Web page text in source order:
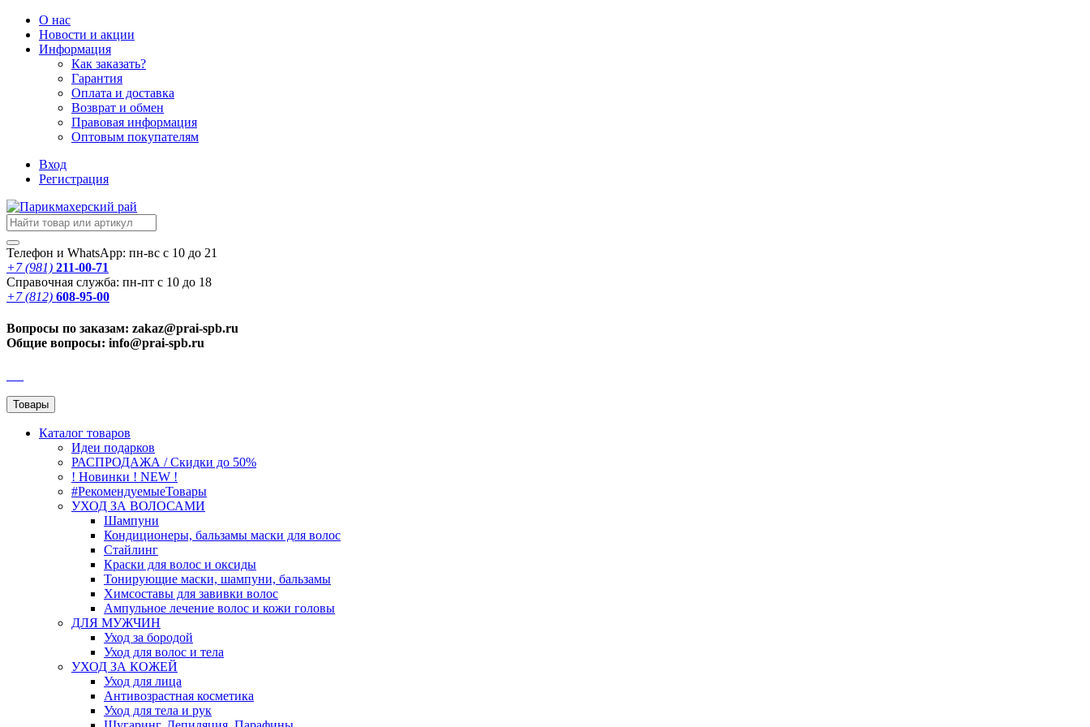
О нас
Новости и акции
Информация
Как заказать?
Гарантия
Оплата и доставка
Возврат и обмен
Правовая информация
Оптовым покупателям
Вход
Регистрация
Телефон и WhatsApp: пн-вс с 10 до 21
+7 (981) 211-00-71
Справочная служба: пн-пт с 10 до 18
+7 (812) 608-95-00
Вопросы по заказам: zakaz@prai-spb.ru
Общие вопросы: info@prai-spb.ru
Товары
Каталог товаров
Идеи подарков
РАСПРОДАЖА / Скидки до 50%
! Новинки ! NEW !
#РекомендуемыеТовары
УХОД ЗА ВОЛОСАМИ
Шампуни
Кондиционеры, бальзамы маски для волос
Стайлинг
Краски для волос и оксиды
Тонирующие маски, шампуни, бальзамы
Химсоставы для завивки волос
Ампульное лечение волос и кожи головы
ДЛЯ МУЖЧИН
Уход за бородой
Уход для волос и тела
УХОД ЗА КОЖЕЙ
Уход для лица
Антивозрастная косметика
Уход для тела и рук